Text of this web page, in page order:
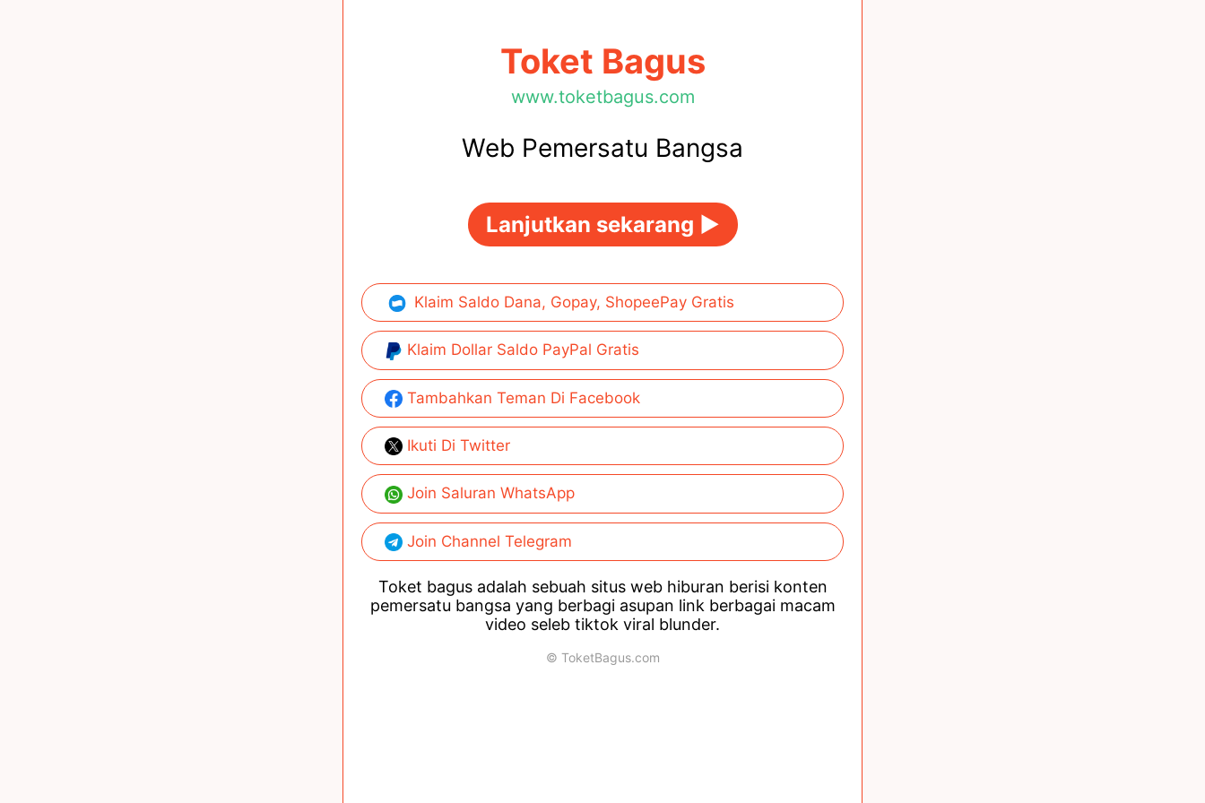
Toket Bagus
www.toketbagus.com
Web Pemersatu Bangsa
Lanjutkan sekarang ►
Klaim Saldo Dana, Gopay, ShopeePay Gratis
Klaim Dollar Saldo PayPal Gratis
Tambahkan Teman Di Facebook
Ikuti Di Twitter
Join Saluran WhatsApp
Join Channel Telegram
Toket bagus adalah sebuah situs web hiburan berisi konten
pemersatu bangsa yang berbagi asupan link berbagai macam
video seleb tiktok viral blunder.
© ToketBagus.com